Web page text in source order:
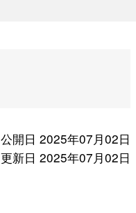
公開日 2025年07月02日
更新日 2025年07月02日